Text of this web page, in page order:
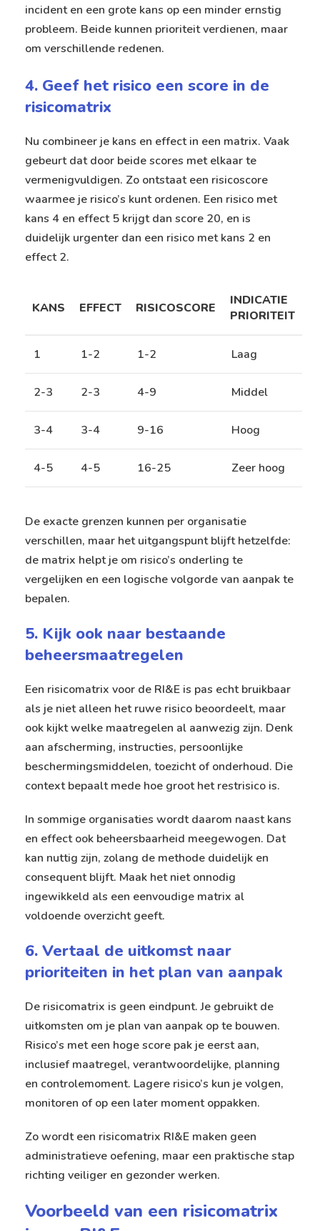
incident en een grote kans op een minder ernstig
probleem. Beide kunnen prioriteit verdienen, maar
om verschillende redenen.
4. Geef het risico een score in de
risicomatrix
Nu combineer je kans en effect in een matrix. Vaak
gebeurt dat door beide scores met elkaar te
vermenigvuldigen. Zo ontstaat een risicoscore
waarmee je risico’s kunt ordenen. Een risico met
kans 4 en effect 5 krijgt dan score 20, en is
duidelijk urgenter dan een risico met kans 2 en
effect 2.
KANS EFFECT RISICOSCORE
INDICATIE
PRIORITEIT
1 1-2 1-2 Laag
2-3 2-3 4-9 Middel
3-4 3-4 9-16 Hoog
4-5 4-5 16-25 Zeer hoog
De exacte grenzen kunnen per organisatie
verschillen, maar het uitgangspunt blijft hetzelfde:
de matrix helpt je om risico’s onderling te
vergelijken en een logische volgorde van aanpak te
bepalen.
5. Kijk ook naar bestaande
beheersmaatregelen
Een risicomatrix voor de RI&E is pas echt bruikbaar
als je niet alleen het ruwe risico beoordeelt, maar
ook kijkt welke maatregelen al aanwezig zijn. Denk
aan afscherming, instructies, persoonlijke
beschermingsmiddelen, toezicht of onderhoud. Die
context bepaalt mede hoe groot het restrisico is.
In sommige organisaties wordt daarom naast kans
en effect ook beheersbaarheid meegewogen. Dat
kan nuttig zijn, zolang de methode duidelijk en
consequent blijft. Maak het niet onnodig
ingewikkeld als een eenvoudige matrix al
voldoende overzicht geeft.
6. Vertaal de uitkomst naar
prioriteiten in het plan van aanpak
De risicomatrix is geen eindpunt. Je gebruikt de
uitkomsten om je plan van aanpak op te bouwen.
Risico’s met een hoge score pak je eerst aan,
inclusief maatregel, verantwoordelijke, planning
en controlemoment. Lagere risico’s kun je volgen,
monitoren of op een later moment oppakken.
Zo wordt een risicomatrix RI&E maken geen
administratieve oefening, maar een praktische stap
richting veiliger en gezonder werken.
Voorbeeld van een risicomatrix